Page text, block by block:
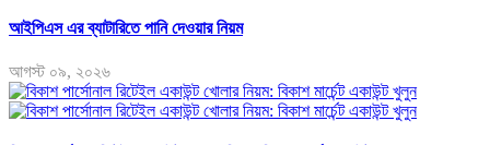
আইপিএস এর ব্যাটারিতে পানি দেওয়ার নিয়ম
আগস্ট ০৯, ২০২৬